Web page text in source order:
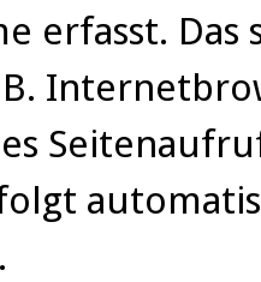
erfasst.
B.